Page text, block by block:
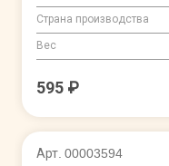
Страна производства
Вес
595 ₽
Арт. 00003594